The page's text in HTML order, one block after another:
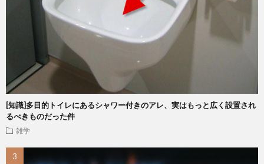
[知識]多目的トイレにあるシャワー付きのアレ、実はもっと広く設置され
るべきものだった件
雑学